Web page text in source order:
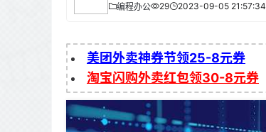
编程办公 29 2023-09-05 21:57:34
美团外卖神券节领25-8元券
淘宝闪购外卖红包领30-8元券